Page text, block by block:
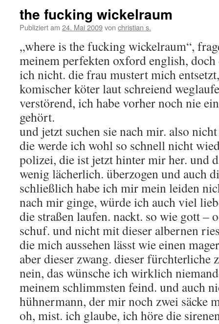
the fucking wickelraum
Publiziert am 24. Mai 2009von christian s.
„where is the fucking wickelraum“,
meinem perfekten oxford english,
ich nicht. die frau mustert mich
komischer köter laut schreiend
verstörend, ich habe vorher noch nie
gehört.
und jetzt suchen sie nach mir. also
die werde ich wohl so schnell nicht
polizei, die ist jetzt hinter mir her. und
wenig lächerlich. überzogen und auch
schließlich habe ich mir mein leiden
nach mir ginge, würde ich auch viel
die straßen laufen. nackt. so wie gott –
schuf. und nicht mit dieser albernen
die mich aussehen lässt wie einen
aber dieser zwang. dieser
nein, das wünsche ich wirklich
meinem schlimmsten feind. und auch
hühnermann, der mir noch zwei säcke
oh, mist. ich glaube, ich höre die